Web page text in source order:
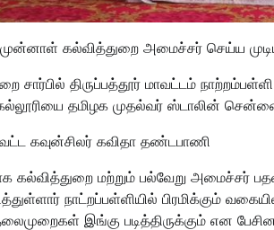
கல்வித்துறை அமைச்சர் செய்ய
சார்பில் திருப்பத்தூர் மாவட்டம்
தமிழக முதல்வர் ஸ்டாலின்
கவுன்சிலர் கவிதா தண்டபாணி
கல்வித்துறை மற்றும் பல்வேறு அமைச்சர்
நாட்றப்பள்ளியில் பிரமிக்கும்
இங்கு படித்திருக்கும் என